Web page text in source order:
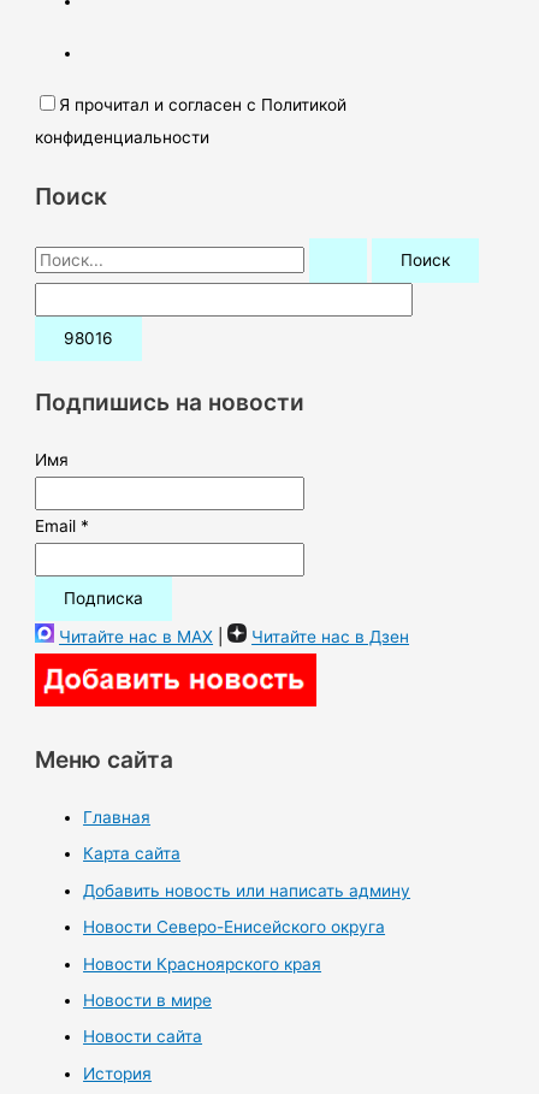
Я прочитал и согласен с Политикой
конфиденциальности
Поиск
П
о
и
:Подпишись на новости
Имя
Email *
Читайте нас в MAX | Читайте нас в Дзен
Меню сайта
Главная
Карта сайта
Добавить новость или написать админу
Новости Северо-Енисейского округа
Новости Красноярского края
Новости в мире
Новости сайта
История